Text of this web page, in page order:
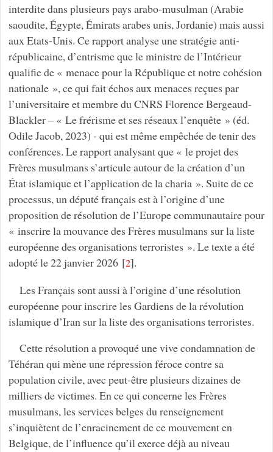
interdite dans plusieurs pays arabo-musulman (Arabie
saoudite, Égypte, Émirats arabes unis, Jordanie) mais aussi
aux Etats-Unis. Ce rapport analyse une stratégie anti-
républicaine, d’entrisme que le ministre de l’Intérieur
qualifie de « menace pour la République et notre cohésion
nationale », ce qui fait échos aux menaces reçues par
l’universitaire et membre du CNRS Florence Bergeaud-
Blackler – « Le frérisme et ses réseaux l’enquête » (éd.
Odile Jacob, 2023) - qui est même empêchée de tenir des
conférences. Le rapport analysant que « le projet des
Frères musulmans s’articule autour de la création d’un
État islamique et l’application de la charia ». Suite de ce
processus, un député français est à l’origine d’une
proposition de résolution de l’Europe communautaire pour
« inscrire la mouvance des Frères musulmans sur la liste
européenne des organisations terroristes ». Le texte a été
adopté le 22 janvier 2026[2].
Les Français sont aussi à l’origine d’une résolution
européenne pour inscrire les Gardiens de la révolution
islamique d’Iran sur la liste des organisations terroristes.
Cette résolution a provoqué une vive condamnation de
Téhéran qui mène une répression féroce contre sa
population civile, avec peut-être plusieurs dizaines de
milliers de victimes. En ce qui concerne les Frères
musulmans, les services belges du renseignement
s’inquiètent de l’enracinement de ce mouvement en
Belgique, de l’influence qu’il exerce déjà au niveau